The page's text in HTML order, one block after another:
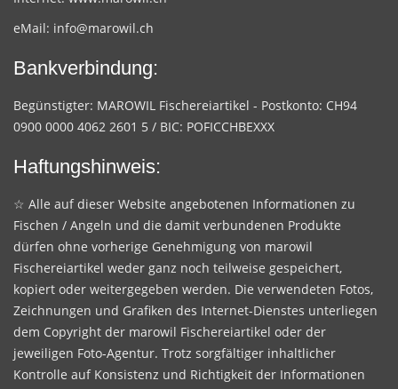
eMail: info@marowil.ch
Bankverbindung:
Begünstigter: MAROWIL Fischereiartikel - Postkonto: CH94
0900 0000 4062 2601 5 / BIC: POFICCHBEXXX
Haftungshinweis:
☆ Alle auf dieser Website angebotenen Informationen zu
Fischen / Angeln und die damit verbundenen Produkte
dürfen ohne vorherige Genehmigung von marowil
Fischereiartikel weder ganz noch teilweise gespeichert,
kopiert oder weitergegeben werden. Die verwendeten Fotos,
Zeichnungen und Grafiken des Internet-Dienstes unterliegen
dem Copyright der marowil Fischereiartikel oder der
jeweiligen Foto-Agentur. Trotz sorgfältiger inhaltlicher
Kontrolle auf Konsistenz und Richtigkeit der Informationen